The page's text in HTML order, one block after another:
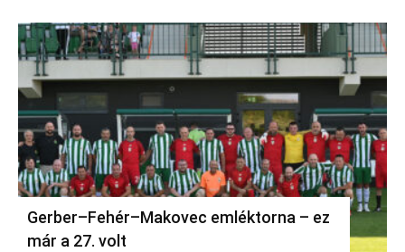
Gerber–Fehér–Makovec emléktorna – ez
már a 27. volt